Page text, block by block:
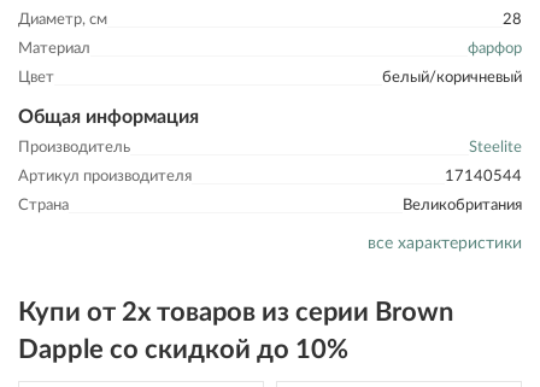
Диаметр, см
28
Материал
фарфор
Цвет
белый/коричневый
Общая информация
Производитель
Steelite
Артикул производителя
17140544
Страна
Великобритания
все характеристики
Купи от 2х товаров из серии Brown
Dapple со скидкой до 10%